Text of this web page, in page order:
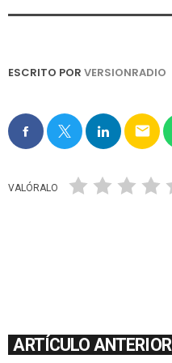
ESCRITO POR VERSIONRADIO
email
VALÓRALO
ARTÍCULO ANTERIOR